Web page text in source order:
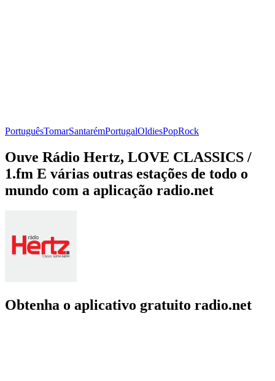
PortuguêsTomarSantarémPortugalOldiesPopRock
Ouve Rádio Hertz, LOVE CLASSICS /
1.fm E várias outras estações de todo o
mundo com a aplicação radio.net
Obtenha o aplicativo gratuito radio.net